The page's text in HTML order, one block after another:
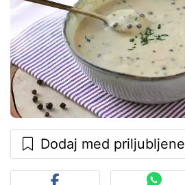
Dodaj med priljubljene